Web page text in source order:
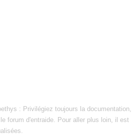
: Privilégiez toujours la documentation,
forum d'entraide. Pour aller plus loin, il est